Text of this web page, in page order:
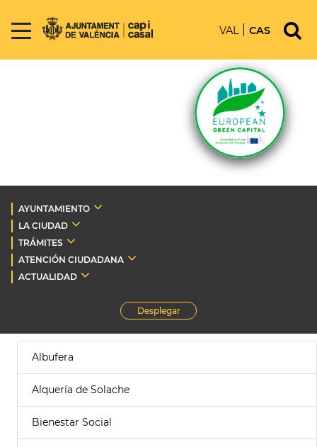
VAL CAS
AYUNTAMIENTO
LA CIUDAD
TRÁMITES
ATENCIÓN CIUDADANA
ACTUALIDAD
Desplegar
Albufera
Alquería de Solache
Bienestar Social